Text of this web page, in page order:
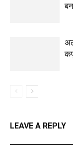
LEAVE A REPLY